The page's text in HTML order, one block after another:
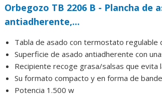
Orbegozo TB 2206 B - Plancha
antiadherente,...
Tabla de asado con termostato regulable
Superficie de asado antiadherente con
Recipiente recoge grasa/salsas que evita
Su formato compacto y en forma de
Potencia 1.500 w